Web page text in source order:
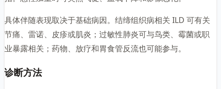
具体伴随表现取决于基础病因。结缔组织病相关 ILD 可有关
节痛、雷诺、皮疹或肌炎；过敏性肺炎可与鸟类、霉菌或职
业暴露相关；药物、放疗和胃食管反流也可能参与。
诊断方法